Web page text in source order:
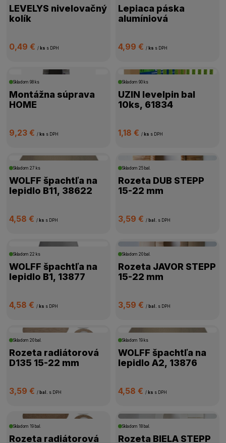
CENA
VÝROBCA
DOSTUPNOSŤ
LEVELYS nivelovačný
kolík
0,49 €/ ks s DPH
Lepiaca páska
alumíniová
4,99 € / ks s DPH
Skladom98 ks
Montážna súprava
HOME
9,23 €/ ks s DPH
Skladom 90 ks
UZIN levelpin bal
10ks, 61834
1,18 € / ks s DPH
Skladom27 ks
WOLFF špachtľa na
lepidlo B11, 38622
4,58 €/ ks s DPH
Skladom 25 bal.
Rozeta DUB STEPP
15-22 mm
3,59 € / bal. s DPH
Skladom22 ks
WOLFF špachtľa na
lepidlo B1, 13877
4,58 €/ ks s DPH
Skladom 20 bal.
Rozeta JAVOR STEPP
15-22 mm
3,59 € / bal. s DPH
Skladom20 bal.
Rozeta radiátorová
D135 15-22 mm
3,59 €/ bal. s DPH
Skladom 19 ks
WOLFF špachtľa na
lepidlo A2, 13876
4,58 € / ks s DPH
Skladom19 bal.
Rozeta radiátorová
Skladom 18 bal.
Rozeta BIELA STEPP